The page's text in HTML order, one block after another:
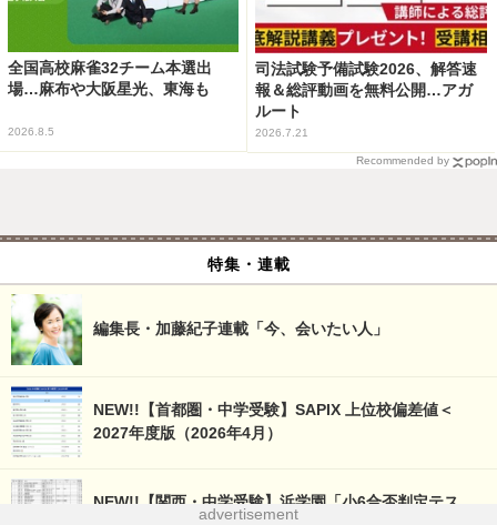
全国高校麻雀32チーム本選出
場…麻布や大阪星光、東海も
2026.8.5
司法試験予備試験2026、解答速
報＆総評動画を無料公開…アガ
ルート
2026.7.21
Recommended by
特集・連載
編集長・加藤紀子連載「今、会いたい人」
NEW!!【首都圏・中学受験】SAPIX 上位校偏差値＜
2027年度版（2026年4月）
NEW!!【関西・中学受験】浜学園「小6合否判定テス
advertisement